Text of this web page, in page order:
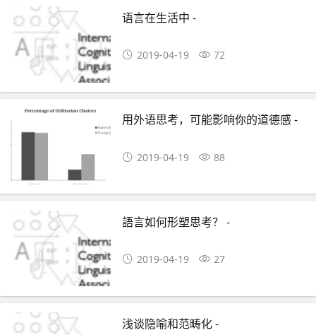
语言在生活中 -
2019-04-19 72
用外语思考，可能影响你的道德感 -
2019-04-19 88
語言如何形塑思考？ -
2019-04-19 27
浅谈隐喻和范畴化 -